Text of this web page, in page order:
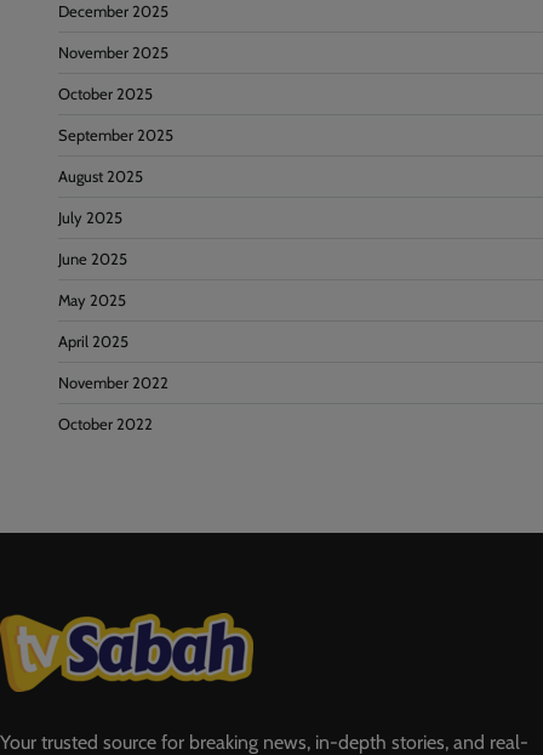
December 2025
November 2025
October 2025
September 2025
August 2025
July 2025
June 2025
May 2025
April 2025
November 2022
October 2022
Your trusted source for breaking news, in-depth stories, and real-